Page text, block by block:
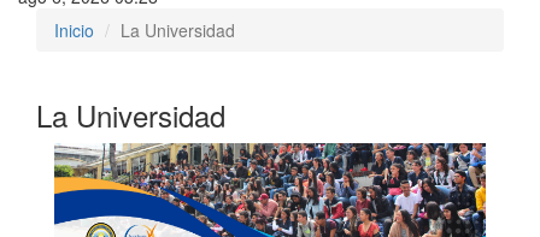
Inicio
La Universidad
La Universidad